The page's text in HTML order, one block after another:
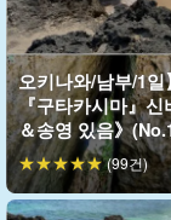
설날 한정!
오키나와/남부/1
『구타카시마』
＆송영 있음》
(99건)